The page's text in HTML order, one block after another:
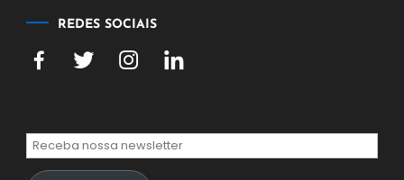
REDES SOCIAIS